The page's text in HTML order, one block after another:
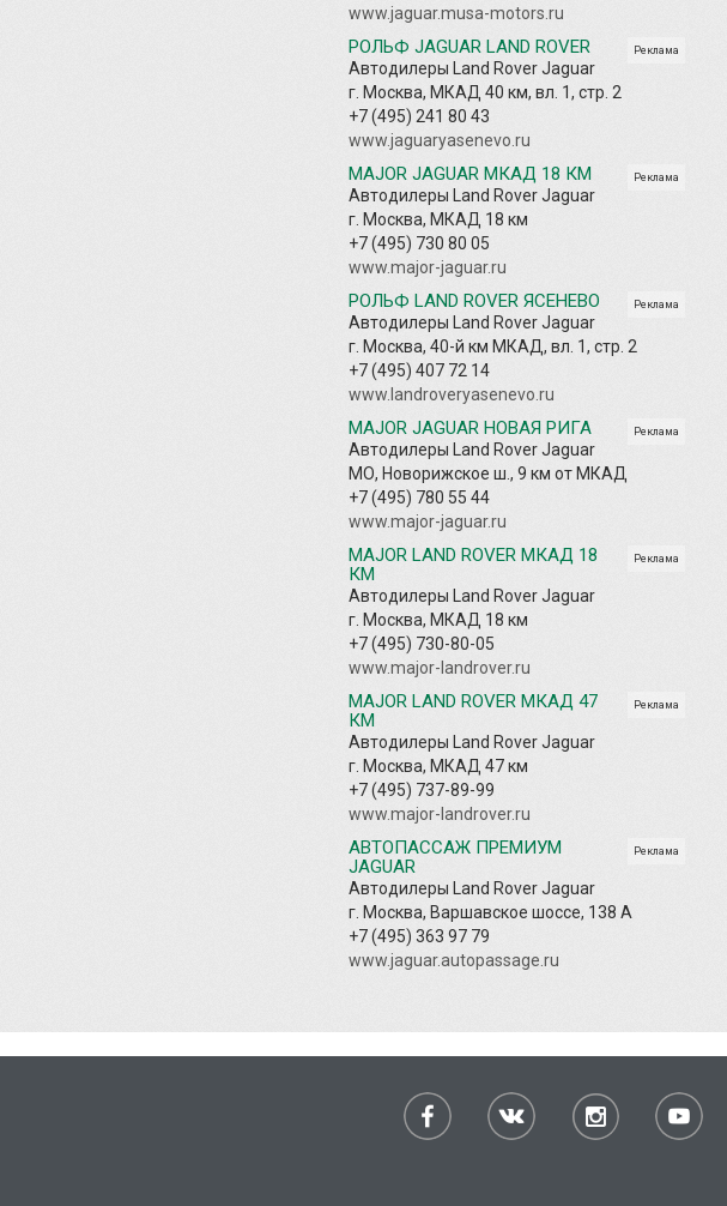
www.jaguar.musa-motors.ru
Реклама
РОЛЬФ JAGUAR LAND ROVER
Автодилеры Land Rover Jaguar
г. Москва, МКАД 40 км, вл. 1, стр. 2
+7 (495) 241 80 43
www.jaguaryasenevo.ru
Реклама
MAJOR JAGUAR МКАД 18 КМ
Автодилеры Land Rover Jaguar
г. Москва, МКАД 18 км
+7 (495) 730 80 05
www.major-jaguar.ru
Реклама
РОЛЬФ LAND ROVER ЯСЕНЕВО
Автодилеры Land Rover Jaguar
г. Москва, 40-й км МКАД, вл. 1, стр. 2
+7 (495) 407 72 14
www.landroveryasenevo.ru
Реклама
MAJOR JAGUAR НОВАЯ РИГА
Автодилеры Land Rover Jaguar
МО, Новорижское ш., 9 км от МКАД
+7 (495) 780 55 44
www.major-jaguar.ru
Реклама
MAJOR LAND ROVER МКАД 18
КМ
Автодилеры Land Rover Jaguar
г. Москва, МКАД 18 км
+7 (495) 730-80-05
www.major-landrover.ru
Реклама
MAJOR LAND ROVER МКАД 47
КМ
Автодилеры Land Rover Jaguar
г. Москва, МКАД 47 км
+7 (495) 737-89-99
www.major-landrover.ru
Реклама
АВТОПАССАЖ ПРЕМИУМ
JAGUAR
Автодилеры Land Rover Jaguar
г. Москва, Варшавское шоссе, 138 А
+7 (495) 363 97 79
www.jaguar.autopassage.ru